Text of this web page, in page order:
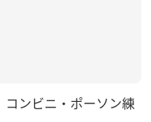
コンビニ・ポーソン練